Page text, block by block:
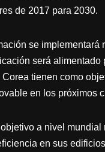
de 2017 para 2030.
se
será
Corea tienen como
en los próximos
objetivo a nivel
en sus